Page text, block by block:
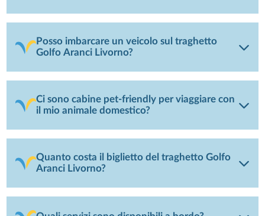
Posso imbarcare un veicolo sul traghetto
Golfo Aranci Livorno?
Ci sono cabine pet-friendly per viaggiare con
il mio animale domestico?
Quanto costa il biglietto del traghetto Golfo
Aranci Livorno?